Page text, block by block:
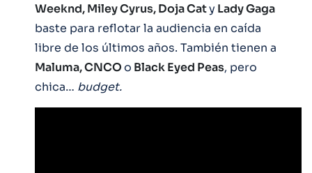
Weeknd, Miley Cyrus, Doja Caty Lady Gaga
baste para reflotar la audiencia en caída
libre de los últimos años. También tienen a
Maluma, CNCOo Black Eyed Peas, pero
chica… budget.